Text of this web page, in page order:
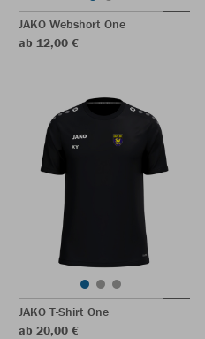
JAKO Webshort One
ab 12,00 €
JAKO T-Shirt One
ab 20,00 €